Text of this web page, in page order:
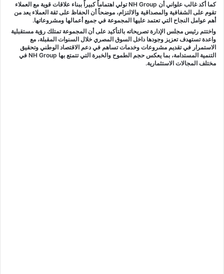
كما أكد غالب علواني أن NH Group تولي اهتماماً كبيراً ببناء علاقات قوية مع العملاء
تقوم على الشفافية والمصداقية والالتزام، موضحاً أن الحفاظ على ثقة العملاء يعد من
أهم عوامل النجاح التي تعتمد عليها المجموعة في جميع أعمالها ومشروعاتها.
واختتم رئيس مجلس الإدارة تصريحاته بالتأكيد على أن المجموعة تمتلك رؤية مستقبلية
واعدة تستهدف تعزيز وجودها داخل السوق المصري خلال السنوات المقبلة، مع
الاستمرار في تقديم مشروعات وخدمات تساهم في دعم الاقتصاد الوطني وتحقيق
التنمية المستدامة، بما يعكس حجم الطموح والخبرة التي تتمتع بها NH Group في
مختلف المجالات الاستثمارية.